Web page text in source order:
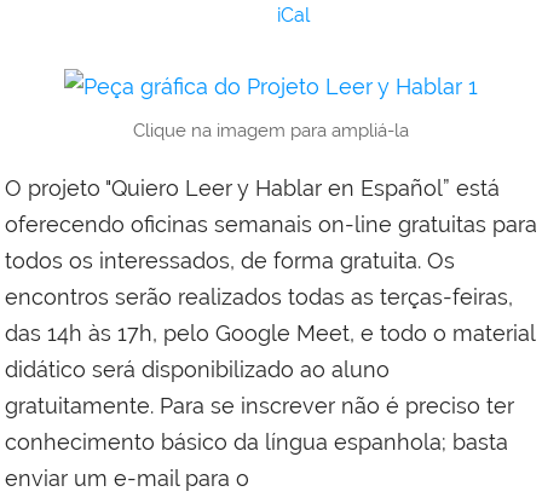
iCal
Clique na imagem para ampliá-la
O projeto "Quiero Leer y Hablar en Español” está
oferecendo oficinas semanais on-line gratuitas para
todos os interessados, de forma gratuita. Os
encontros serão realizados todas as terças-feiras,
das 14h às 17h, pelo Google Meet, e todo o material
didático será disponibilizado ao aluno
gratuitamente. Para se inscrever não é preciso ter
conhecimento básico da língua espanhola; basta
enviar um e-mail para o